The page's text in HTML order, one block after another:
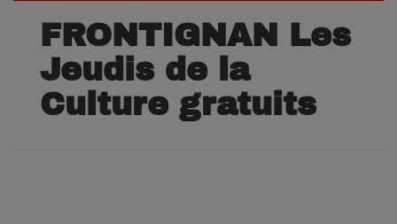
FRONTIGNAN Les
Jeudis de la
Culture gratuits